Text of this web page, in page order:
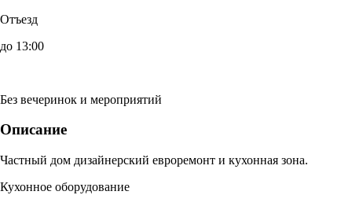
Отъезд
до 13:00
Без вечеринок и мероприятий
Описание
Частный дом дизайнерский евроремонт и кухонная зона.
Кухонное оборудование